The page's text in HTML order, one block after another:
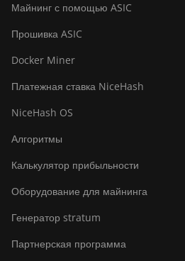
Майнинг с помощью ASIC
Прошивка ASIC
Docker Miner
Платежная ставка NiceHash
NiceHash OS
Алгоритмы
Калькулятор прибыльности
Оборудование для майнинга
Генератор stratum
Партнерская программа